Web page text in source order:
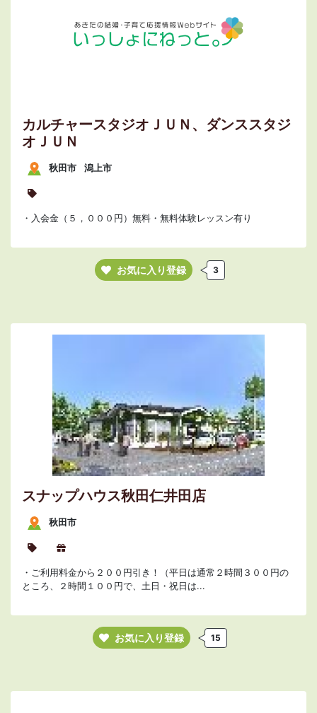
カルチャースタジオＪＵＮ、ダンススタジ
オＪＵＮ
秋田市 潟上市
・入会金（５，０００円）無料・無料体験レッスン有り
お気に入り登録 3
スナップハウス秋田仁井田店
秋田市
・ご利用料金から２００円引き！（平日は通常２時間３００円の
ところ、２時間１００円で、土日・祝日は...
お気に入り登録 15